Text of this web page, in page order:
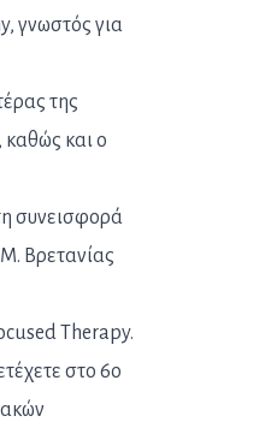
γνωστός για
της
και ο
συνεισφορά
Βρετανίας
Therapy.
στο 6ο